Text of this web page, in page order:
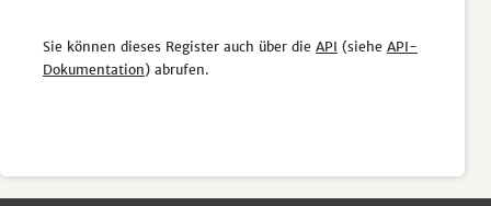
Sie können dieses Register auch über die API (siehe API-
Dokumentation) abrufen.